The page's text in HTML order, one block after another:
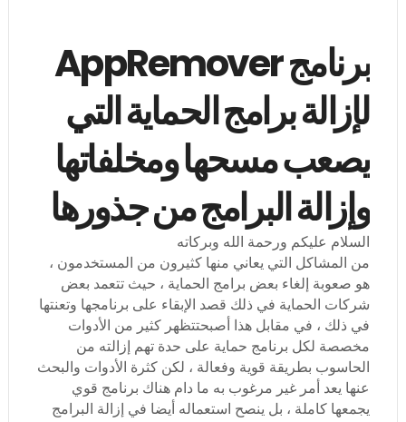
برنامج AppRemover
لإزالة برامج الحماية التي
يصعب مسحها ومخلفاتها
وإزالة البرامج من جذورها
السلام عليكم ورحمة الله وبركاته
من المشاكل التي يعاني منها كثيرون من المستخدمون ،
هو صعوبة إلغاء بعض برامج الحماية ، حيث تتعمد بعض
شركات الحماية في ذلك قصد الإبقاء على برنامجها وتعنتها
في ذلك ، في مقابل هذا أصبحتتظهر كثير من الأدوات
مخصصة لكل برنامج حماية على حدة تهم إزالته من
الحاسوب بطريقة قوية وفعالة ، لكن كثرة الأدوات والبحث
عنها يعد أمر غير مرغوب به ما دام هناك برنامج قوي
يجمعها كاملة ، بل ينصح استعماله أيضا في إزالة البرامج